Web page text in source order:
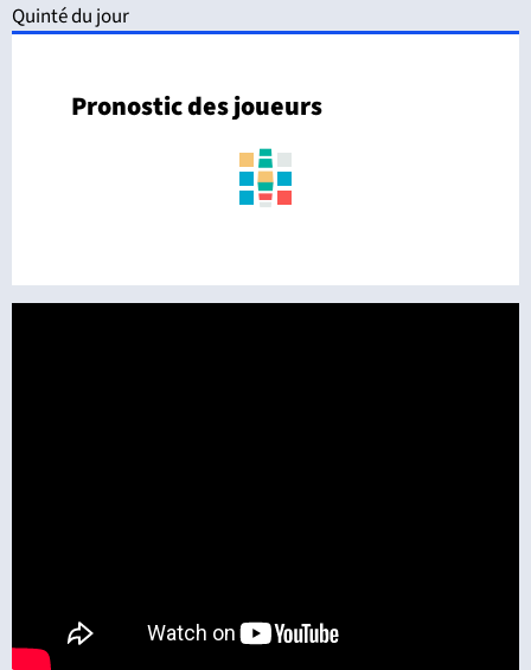
Quinté du jour
Pronostic des joueurs